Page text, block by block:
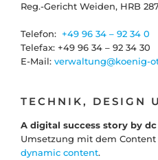
Reg.-Gericht Weiden, HRB
Telefon: +49 96 34 – 92 34 0
Telefax: +49 96 34 – 92 34 30
E-Mail: verwaltung@koenig-
TECHNIK, DESIGN
A digital success story by dc
Umsetzung mit dem
dynamic content.